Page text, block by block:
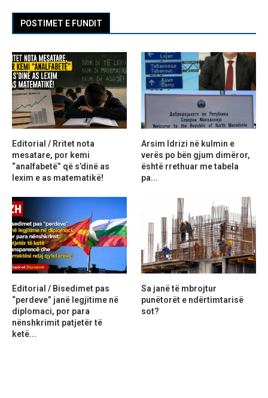
POSTIMET E FUNDIT
Editorial / Rritet nota
mesatare, por kemi
“analfabetë” që s’dinë as
lexim e as matematikë!
Arsim Idrizi në kulmin e
verës po bën gjum dimëror,
është rrethuar me tabela
pa...
Editorial / Bisedimet pas
“perdeve” janë legjitime në
diplomaci, por para
nënshkrimit patjetër të
ketë...
Sa janë të mbrojtur
punëtorët e ndërtimtarisë
sot?